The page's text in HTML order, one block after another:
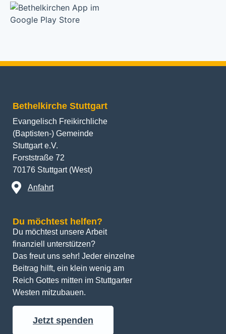
Bethelkirche Stuttgart
Evangelisch Freikirchliche
(Baptisten-) Gemeinde
Stuttgart e.V.
Forststraße 72
70176 Stuttgart (West)
Anfahrt
Du möchtest helfen?
Du möchtest unsere Arbeit
finanziell unterstützen?
Das freut uns sehr! Jeder einzelne
Beitrag hilft, ein klein wenig am
Reich Gottes mitten im Stuttgarter
Westen mitzubauen.
Jetzt spenden